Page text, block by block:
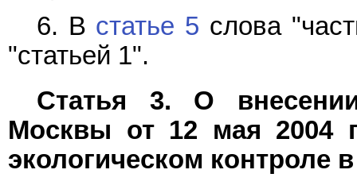
6. В статье 5 слова
"статьей 1".
Статья 3. О
Москвы от 12 мая 2004
экологическом контроле